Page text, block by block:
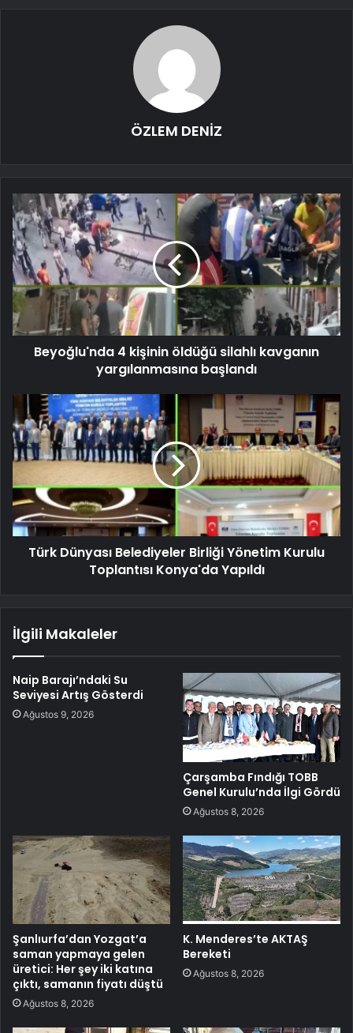
ÖZLEM DENİZ
Beyoğlu'nda 4 kişinin öldüğü silahlı kavganın
yargılanmasına başlandı
Türk Dünyası Belediyeler Birliği Yönetim Kurulu
Toplantısı Konya'da Yapıldı
İlgili Makaleler
Naip Barajı’ndaki Su
Seviyesi Artış Gösterdi
Ağustos 9, 2026
Çarşamba Fındığı TOBB
Genel Kurulu’nda İlgi Gördü
Ağustos 8, 2026
Şanlıurfa’dan Yozgat’a
saman yapmaya gelen
üretici: Her şey iki katına
çıktı, samanın fiyatı düştü
Ağustos 8, 2026
K. Menderes’te AKTAŞ
Bereketi
Ağustos 8, 2026